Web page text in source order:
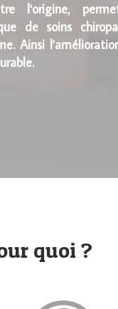
l'origine,
de soins
Ainsi
quoi ?